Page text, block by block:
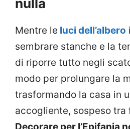
nulla
Mentre le luci dell’albero
sembrare stanche e la
di riporre tutto negli
modo per prolungare la
trasformando la casa in
accogliente, sospeso tra